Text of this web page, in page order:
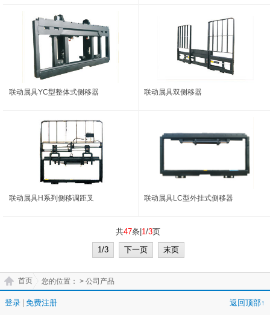
联动属具YC型整体式侧移器 联动属具双侧移器
联动属具H系列侧移调距叉 联动属具LC型外挂式侧移器
共47条| 1/3页
1/3
下一页 末页
您的位置：
首页 > 公司产品
登录 免费注册 返回顶部↑